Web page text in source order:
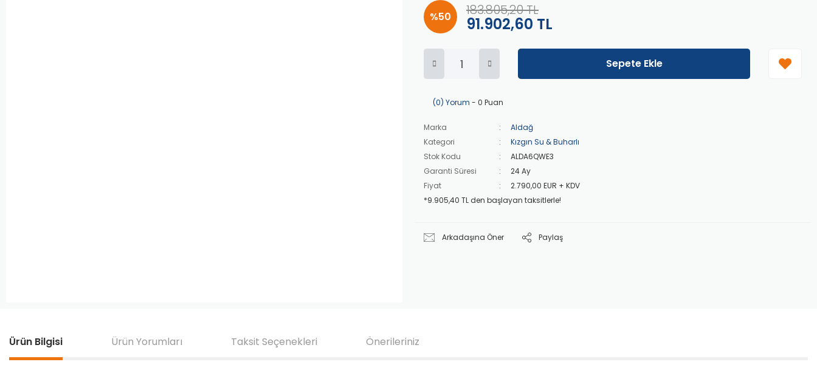
%50 91.902,60 TL
183.805,20 TL
Sepete Ekle
(0) Yorum - 0 Puan
Marka
Aldağ
Kategori
Kızgın Su & Buharlı
Stok Kodu
ALDA6QWE3
Garanti Süresi
24 Ay
Fiyat
2.790,00 EUR + KDV
*9.905,40 TL den başlayan taksitlerle!
Arkadaşına Öner Paylaş
Ürün Bilgisi Ürün Yorumları Taksit Seçenekleri Önerileriniz